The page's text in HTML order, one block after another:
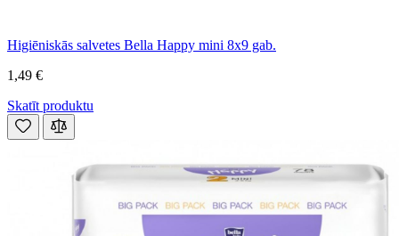
Higiēniskās salvetes Bella Happy mini 8x9 gab.
1,49 €
Skatīt produktu